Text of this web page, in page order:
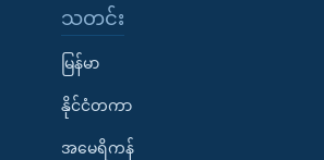
သတင်း
မြန်မာ
နိုင်ငံတကာ
အမေရိကန်